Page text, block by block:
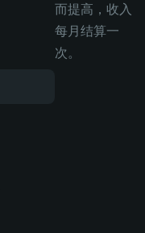
而提高，收入
每月结算一
次。